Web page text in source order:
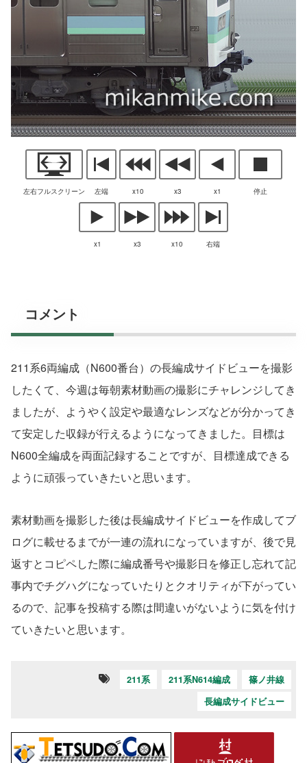
左右フルスクリーン 左端 x10 x3 x1 停止
x1 x3 x10 右端
コメント
211系6両編成（N600番台）の長編成サイドビューを撮影
したくて、今週は毎朝素材動画の撮影にチャレンジしてき
ましたが、ようやく設定や最適なレンズなどが分かってき
て安定した収録が行えるようになってきました。目標は
N600全編成を両面記録することですが、目標達成できる
ように頑張っていきたいと思います。
素材動画を撮影した後は長編成サイドビューを作成してブ
ログに載せるまでが一連の流れになっていますが、後で見
返すとコピペした際に編成番号や撮影日を修正し忘れて記
事内でチグハグになっていたりとクオリティが下がってい
るので、記事を投稿する際は間違いがないように気を付け
ていきたいと思います。
211系 211系N614編成
篠ノ井線
長編成サイドビュー